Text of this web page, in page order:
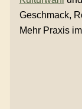
Geschmack,
Mehr Praxis